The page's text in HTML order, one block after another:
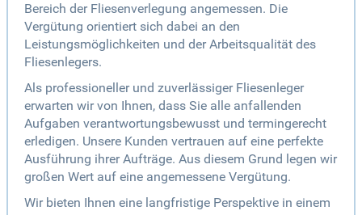
Bereich der Fliesenverlegung angemessen. Die
Vergütung orientiert sich dabei an den
Leistungsmöglichkeiten und der Arbeitsqualität des
Fliesenlegers.
Als professioneller und zuverlässiger Fliesenleger
erwarten wir von Ihnen, dass Sie alle anfallenden
Aufgaben verantwortungsbewusst und termingerecht
erledigen. Unsere Kunden vertrauen auf eine perfekte
Ausführung ihrer Aufträge. Aus diesem Grund legen wir
großen Wert auf eine angemessene Vergütung.
Wir bieten Ihnen eine langfristige Perspektive in einem